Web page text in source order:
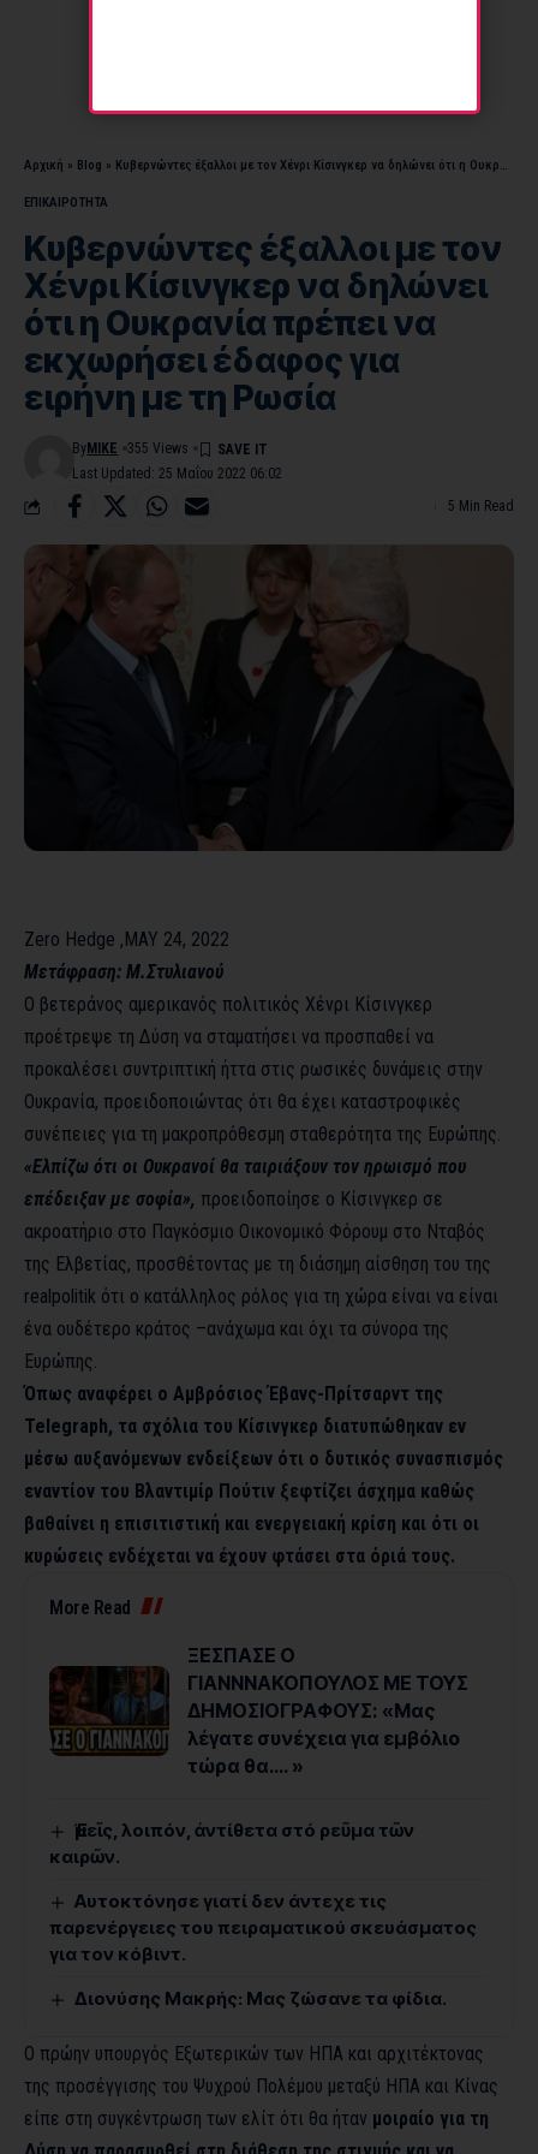
Αρχική » Blog » Κυβερνώντες έξαλλοι με τον Χένρι Κίσινγκερ να δηλώνει ότι η Ουκρανία πρέπει να εκχωρήσει έδαφος για ειρήνη με τη Ρωσία
ΕΠΙΚΑΙΡΟΤΗΤΑ
Κυβερνώντες έξαλλοι με τον
Χένρι Κίσινγκερ να δηλώνει
ότι η Ουκρανία πρέπει να
εκχωρήσει έδαφος για
ειρήνη με τη Ρωσία
Last Updated: 25 Μαΐου 2022 06:02
By MIKE 355 Views
5 Min Read
Zero Hedge ,MAY 24, 2022
Μετάφραση: Μ.Στυλιανού
Ο βετεράνος αμερικανός πολιτικός Χένρι Κίσινγκερ
προέτρεψε τη Δύση να σταματήσει να προσπαθεί να
προκαλέσει συντριπτική ήττα στις ρωσικές δυνάμεις στην
Ουκρανία, προειδοποιώντας ότι θα έχει καταστροφικές
συνέπειες για τη μακροπρόθεσμη σταθερότητα της Ευρώπης.
«Ελπίζω ότι οι Ουκρανοί θα ταιριάξουν τον ηρωισμό που
επέδειξαν με σοφία», προειδοποίησε ο Κίσινγκερ σε
ακροατήριο στο Παγκόσμιο Οικονομικό Φόρουμ στο Νταβός
της Ελβετίας, προσθέτοντας με τη διάσημη αίσθηση του της
realpolitik ότι ο κατάλληλος ρόλος για τη χώρα είναι να είναι
ένα ουδέτερο κράτος –ανάχωμα και όχι τα σύνορα της
Ευρώπης.
Όπως αναφέρει ο Αμβρόσιος Έβανς-Πρίτσαρντ της
Telegraph, τα σχόλια του Κίσινγκερ διατυπώθηκαν εν
μέσω αυξανόμενων ενδείξεων ότι ο δυτικός συνασπισμός
εναντίον του Βλαντιμίρ Πούτιν ξεφτίζει άσχημα καθώς
βαθαίνει η επισιτιστική και ενεργειακή κρίση και ότι οι
κυρώσεις ενδέχεται να έχουν φτάσει στα όριά τους.
More Read
ΞΕΣΠΑΣΕ Ο
ΓΙΑΝΝΝΑΚΟΠΟΥΛΟΣ ΜΕ ΤΟΥΣ
ΔΗΜΟΣΙΟΓΡΑΦΟΥΣ: «Μας
λέγατε συνέχεια για εμβόλιο
τώρα θα…. »
Ἐμεῖς, λοιπόν, ἀντίθετα στό ρεῦμα τῶν
καιρῶν.
Αυτοκτόνησε γιατί δεν άντεχε τις
παρενέργειες του πειραματικού σκευάσματος
για τον κόβιντ.
Διονύσης Μακρής: Μας ζώσανε τα φίδια.
Ο πρώην υπουργός Εξωτερικών των ΗΠΑ και αρχιτέκτονας
της προσέγγισης του Ψυχρού Πολέμου μεταξύ ΗΠΑ και Κίνας
είπε στη συγκέντρωση των ελίτ ότι θα ήταν μοιραίο για τη